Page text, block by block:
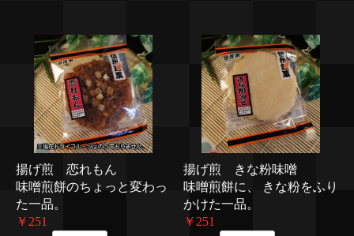
揚げ煎 恋れもん
味噌煎餅のちょっと変わっ
た一品。
￥251
揚げ煎 きな粉味噌
味噌煎餅に、 きな粉をふり
かけた一品。
￥251